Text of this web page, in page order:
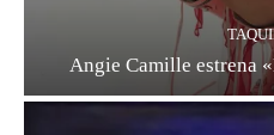
Angie Camille estrena